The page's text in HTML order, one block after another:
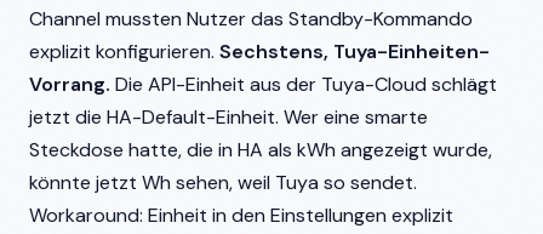
Channel mussten Nutzer das Standby-Kommando
explizit konfigurieren. Sechstens, Tuya-Einheiten-
Vorrang. Die API-Einheit aus der Tuya-Cloud schlägt
jetzt die HA-Default-Einheit. Wer eine smarte
Steckdose hatte, die in HA als kWh angezeigt wurde,
könnte jetzt Wh sehen, weil Tuya so sendet.
Workaround: Einheit in den Einstellungen explizit